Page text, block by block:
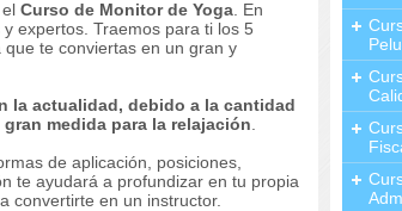
Curso de Monitor de Yoga . En
expertos. Traemos para ti los 5
te conviertas en un gran y
la actualidad, debido a la cantidad
medida para la relajación
de aplicación, posiciones,
te ayudará a profundizar en tu propia
convertirte en un instructor.